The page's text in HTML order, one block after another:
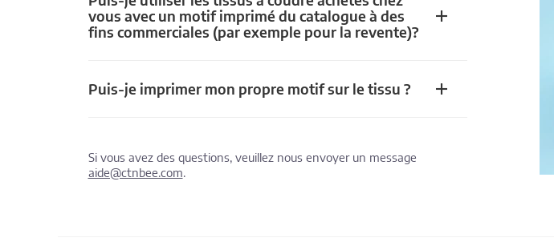
vous avec un motif imprimé du catalogue à des
fins commerciales (par exemple pour la revente)?
Puis-je imprimer mon propre motif sur le tissu ?
Si vous avez des questions, veuillez nous envoyer un message
aide@ctnbee.com.